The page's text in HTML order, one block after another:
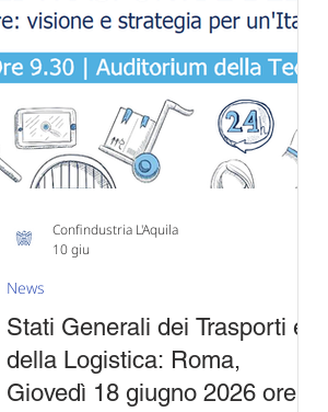
Stati Generali dei Trasporti e
della Logistica: Roma,
Giovedì 18 giugno 2026 ore
News
Confindustria L'Aquila
10 giu